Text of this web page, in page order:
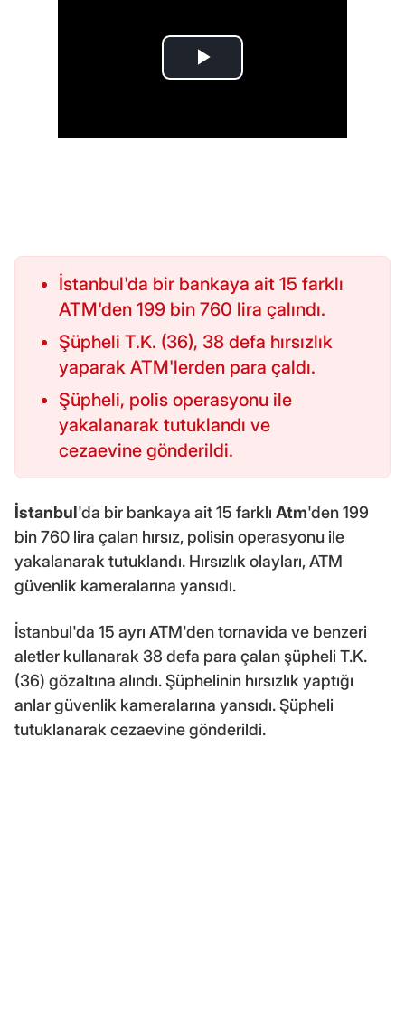
İstanbul'da bir bankaya ait 15 farklı
ATM'den 199 bin 760 lira çalındı.
Şüpheli T.K. (36), 38 defa hırsızlık
yaparak ATM'lerden para çaldı.
Şüpheli, polis operasyonu ile
yakalanarak tutuklandı ve
cezaevine gönderildi.
İstanbul'da bir bankaya ait 15 farklı Atm'den 199
bin 760 lira çalan hırsız, polisin operasyonu ile
yakalanarak tutuklandı. Hırsızlık olayları, ATM
güvenlik kameralarına yansıdı.
İstanbul'da 15 ayrı ATM'den tornavida ve benzeri
aletler kullanarak 38 defa para çalan şüpheli T.K.
(36) gözaltına alındı. Şüphelinin hırsızlık yaptığı
anlar güvenlik kameralarına yansıdı. Şüpheli
tutuklanarak cezaevine gönderildi.